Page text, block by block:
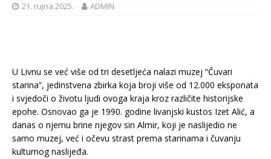
21. rujna 2025. ADMIN
U Livnu se već više od tri desetljeća nalazi muzej “Čuvari
starina”, jedinstvena zbirka koja broji više od 12.000 eksponata
i svjedoči o životu ljudi ovoga kraja kroz različite historijske
epohe. Osnovao ga je 1990. godine livanjski kustos Izet Alić, a
danas o njemu brine njegov sin Almir, koji je naslijedio ne
samo muzej, već i očevu strast prema starinama i čuvanju
kulturnog naslijeđa.